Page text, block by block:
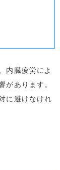
内臓疲労によ
があります。
に避けなけれ